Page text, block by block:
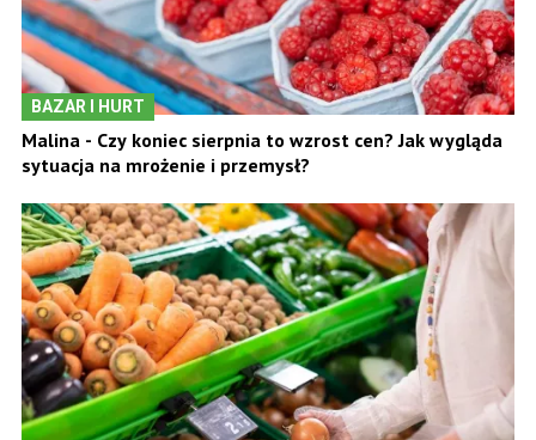
BAZAR I HURT
Malina - Czy koniec sierpnia to wzrost cen? Jak wygląda
sytuacja na mrożenie i przemysł?